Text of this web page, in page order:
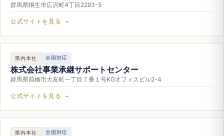
群馬県桐生市広沢町4丁目2293-5
公式サイトを見る →
県内本社 全国対応
株式会社事業承継サポートセンター
群馬県前橋市大友町一丁目７番１号KGオフィスビル2-4
公式サイトを見る →
県内本社 全国対応